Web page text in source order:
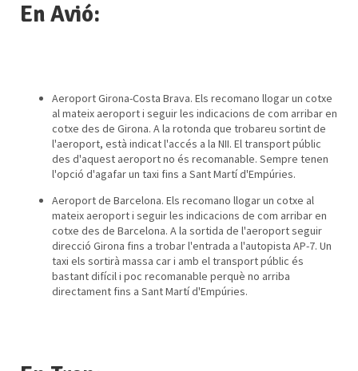
En Avió:
Aeroport Girona-Costa Brava. Els recomano llogar un cotxe
al mateix aeroport i seguir les indicacions de com arribar en
cotxe des de Girona. A la rotonda que trobareu sortint de
l'aeroport, està indicat l'accés a la NII. El transport públic
des d'aquest aeroport no és recomanable. Sempre tenen
l'opció d'agafar un taxi fins a Sant Martí d'Empúries.
Aeroport de Barcelona. Els recomano llogar un cotxe al
mateix aeroport i seguir les indicacions de com arribar en
cotxe des de Barcelona. A la sortida de l'aeroport seguir
direcció Girona fins a trobar l'entrada a l'autopista AP-7. Un
taxi els sortirà massa car i amb el transport públic és
bastant difícil i poc recomanable perquè no arriba
directament fins a Sant Martí d'Empúries.